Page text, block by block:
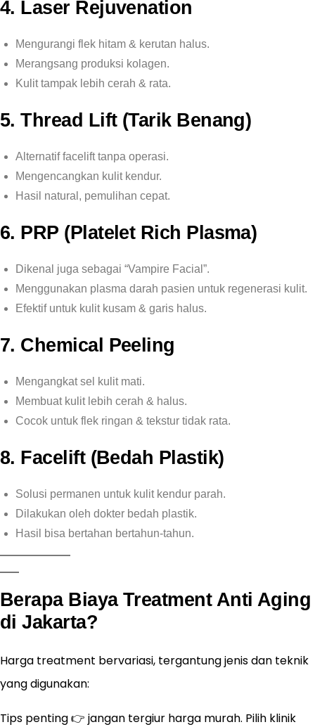
4. Laser Rejuvenation
Mengurangi flek hitam & kerutan halus.
Merangsang produksi kolagen.
Kulit tampak lebih cerah & rata.
5. Thread Lift (Tarik Benang)
Alternatif facelift tanpa operasi.
Mengencangkan kulit kendur.
Hasil natural, pemulihan cepat.
6. PRP (Platelet Rich Plasma)
Dikenal juga sebagai “Vampire Facial”.
Menggunakan plasma darah pasien untuk regenerasi kulit.
Efektif untuk kulit kusam & garis halus.
7. Chemical Peeling
Mengangkat sel kulit mati.
Membuat kulit lebih cerah & halus.
Cocok untuk flek ringan & tekstur tidak rata.
8. Facelift (Bedah Plastik)
Solusi permanen untuk kulit kendur parah.
Dilakukan oleh dokter bedah plastik.
Hasil bisa bertahan bertahun-tahun.
Berapa Biaya Treatment Anti Aging
di Jakarta?
Harga treatment bervariasi, tergantung jenis dan teknik
yang digunakan:
Tips penting 👉 jangan tergiur harga murah. Pilih klinik